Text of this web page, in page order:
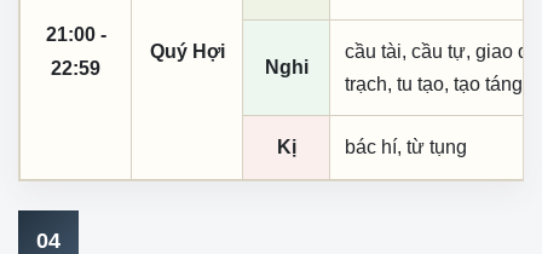
21:00 -
22:59
Quý Hợi
Nghi
cầu tài, cầu tự, giao
trạch, tu tạo, tạo táng,
Kị bác hí, từ tụng
04